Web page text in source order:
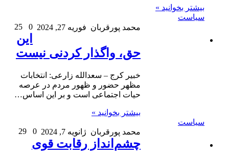
بیشتر بخوانید »
سیاست
محمد پورقربان فوریه 27, 2024 0
این
حق، واگذار کردنی نیست
خبیر کرج – سعدالله زارعی: انتخابات
مظهر حضور و ظهور مردم در عرصه
حیات اجتماعی است و بر این اساس…
بیشتر بخوانید »
سیاست
محمد پورقربان ژانویه 7, 2024 0
چشم‌انداز رقابت قوی